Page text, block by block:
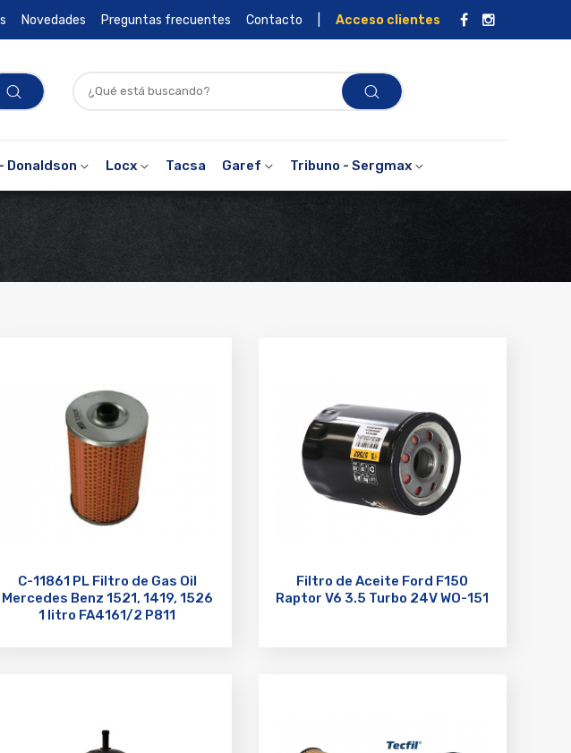
Novedades Preguntas frecuentes Contacto Acceso clientes
Donaldson Locx Tacsa Garef Tribuno - Sergmax
C-11861 PL Filtro de Gas Oil
Mercedes Benz 1521, 1419, 1526
1 litro FA4161/2 P811
Filtro de Aceite Ford F150
Raptor V6 3.5 Turbo 24V WO-151